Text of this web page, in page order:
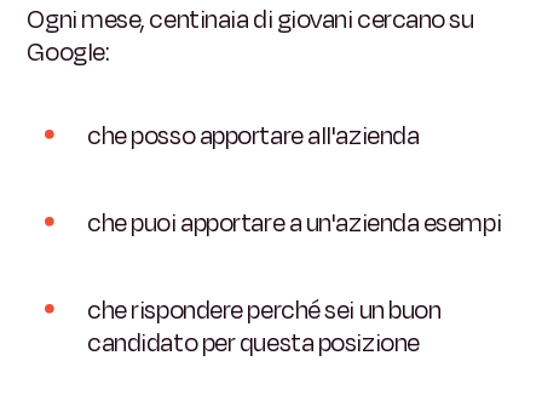
Ogni mese, centinaia di giovani cercano su
Google:
che posso apportare all'azienda
che puoi apportare a un'azienda esempi
che rispondere perché sei un buon
candidato per questa posizione